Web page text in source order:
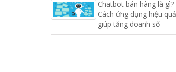
Chatbot bán hàng là gì?
Cách ứng dụng hiệu quả
giúp tăng doanh số